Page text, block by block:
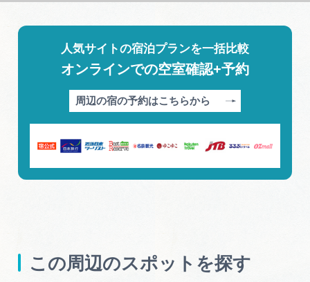
人気サイトの宿泊プランを一括比較
オンラインでの空室確認+予約
周辺の宿の予約はこちらから
この周辺のスポットを探す